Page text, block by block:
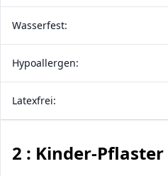
Wasserfest:
Hypoallergen:
Latexfrei:
2 : Kinder-